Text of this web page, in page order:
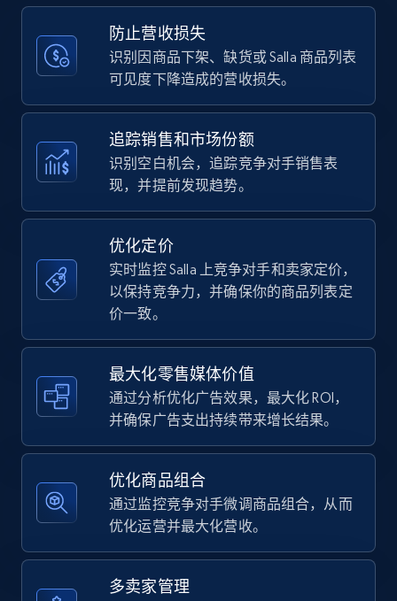
price, Currency, Availability, Reviews count, and
more.
35.3K+ 5.7K+ 立即开始
Amazon Reviews
URL, Product name, Product rating, Product
rating object, Product rating max, Rating,
Author name, Asin, and more.
7.4K+ 871+
Walmart - products
URL, Final price, Sku, Currency, Gtin,
more.
876+ 立即开始
Walmart - products - Find new products by
防止营收损失
识别因商品下架、缺货或 Salla 商品列表
可见度下降造成的营收损失。
追踪销售和市场份额
识别空白机会，追踪竞争对手销售表
现，并提前发现趋势。
优化定价
实时监控 Salla 上竞争对手和卖家定价，
以保持竞争力，并确保你的商品列表定
价一致。
最大化零售媒体价值
通过分析优化广告效果，最大化 ROI，
并确保广告支出持续带来增长结果。
优化商品组合
通过监控竞争对手微调商品组合，从而
优化运营并最大化营收。
多卖家管理